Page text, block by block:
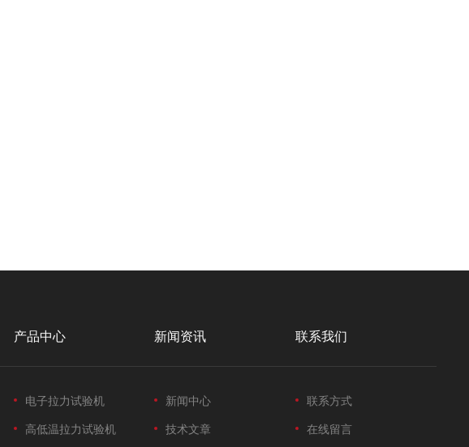
产品中心
电子拉力试验机
高低温拉力试验机
新闻资讯
新闻中心
技术文章
联系我们
联系方式
在线留言